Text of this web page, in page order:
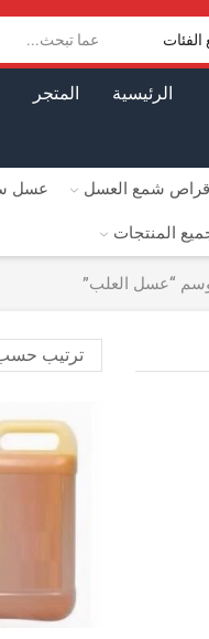
الرئيسية المتجر
أقراص شمع العسل عسل
المنتجات
“عسل العلب”